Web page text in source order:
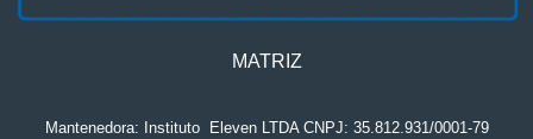
MATRIZ
Mantenedora: Instituto. Eleven LTDA CNPJ: 35.812.931/0001-79